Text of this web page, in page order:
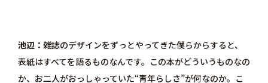
池辺
雑誌のデザインをずっとやってきた僕らからすると、
表紙はすべてを語るものなんです。この本がどういうものなの
か、お二人がおっしゃっていた“青年らしさ”が何なのか。こ